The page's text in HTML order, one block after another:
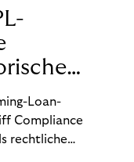
Loan-
Compliance
rechtliche